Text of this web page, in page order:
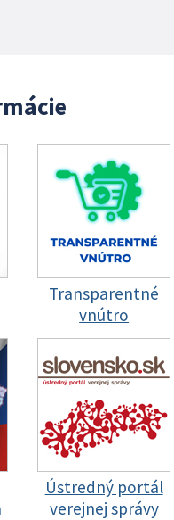
Transparentné
vnútro
Ústredný portál
verejnej správy